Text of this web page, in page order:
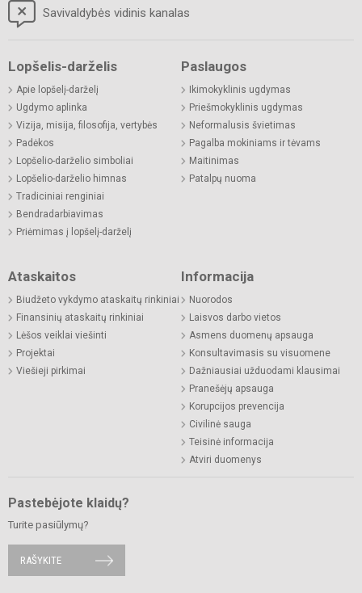
Savivaldybės vidinis kanalas
Lopšelis-darželis
Apie lopšelį-darželį
Ugdymo aplinka
Vizija, misija, filosofija, vertybės
Padėkos
Lopšelio-darželio simboliai
Lopšelio-darželio himnas
Tradiciniai renginiai
Bendradarbiavimas
Priėmimas į lopšelį-darželį
Paslaugos
Ikimokyklinis ugdymas
Priešmokyklinis ugdymas
Neformalusis švietimas
Pagalba mokiniams ir tėvams
Maitinimas
Patalpų nuoma
Ataskaitos
Biudžeto vykdymo ataskaitų rinkiniai
Finansinių ataskaitų rinkiniai
Lėšos veiklai viešinti
Projektai
Viešieji pirkimai
Informacija
Nuorodos
Laisvos darbo vietos
Asmens duomenų apsauga
Konsultavimasis su visuomene
Dažniausiai užduodami klausimai
Pranešėjų apsauga
Korupcijos prevencija
Civilinė sauga
Teisinė informacija
Atviri duomenys
Pastebėjote klaidų?
Turite pasiūlymų?
RAŠYKITE